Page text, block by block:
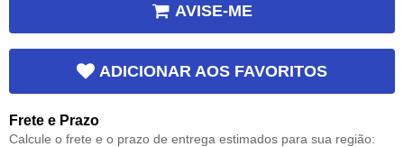
AVISE-ME
ADICIONAR AOS FAVORITOS
Frete e Prazo
Calcule o frete e o prazo de entrega estimados para sua região: